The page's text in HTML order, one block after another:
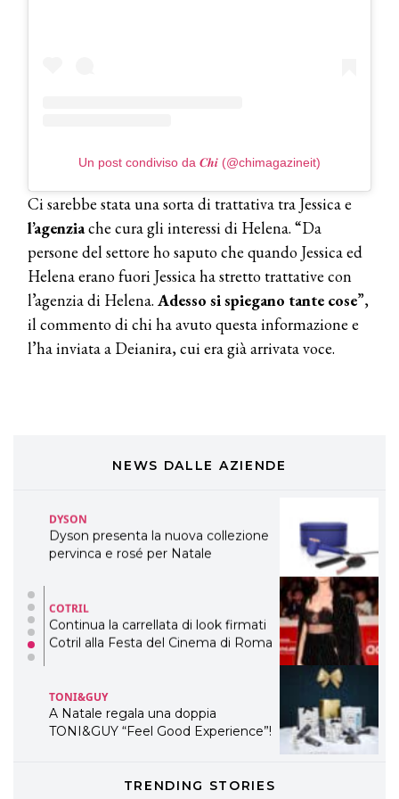
Un post condiviso da 𝑪𝒉𝒊 (@chimagazineit)
Ci sarebbe stata una sorta di trattativa tra Jessica e
l’agenziache cura gli interessi di Helena. “Da
persone del settore ho saputo che quando Jessica ed
Helena erano fuori Jessica ha stretto trattative con
l’agenzia di Helena. Adesso si spiegano tante cose”,
il commento di chi ha avuto questa informazione e
l’ha inviata a Deianira, cui era già arrivata voce.
NEWS DALLE AZIENDE
TONI&GUY
TONI&GUY “Feel Good Experience”!
TONI&GUY
LABEL.M lancia la sua innovativa ed
eco-sostenibile linea di prodotti
professionali
DAVINES
Davines presenta cofanetti beauty
WELLNESS CONGRESS 2022: I
DYSON
Dyson presenta la nuova collezione
pervinca e rosé per Natale
COTRIL
Continua la carrellata di look firmati
Cotril alla Festa del Cinema di Roma
TONI&GUY
A Natale regala una doppia
TONI&GUY “Feel Good Experience”!
LABEL.M lancia la sua innovativa ed
TRENDING STORIES